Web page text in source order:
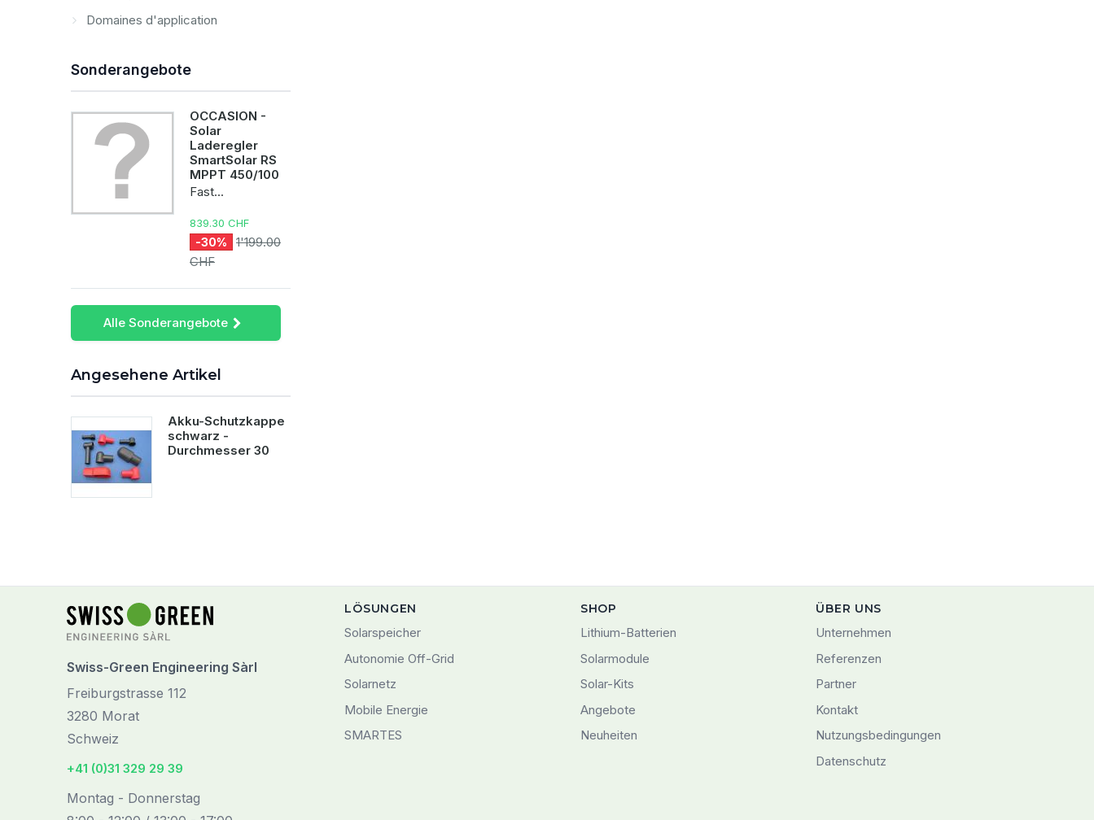
Domaines d'application
Sonderangebote
OCCASION -
Solar
Laderegler
SmartSolar RS
MPPT 450/100
Fast...
839.30 CHF
-30%
1'199.00
CHF
Alle Sonderangebote
Angesehene Artikel
Akku-Schutzkappe
schwarz -
Durchmesser 30
Swiss-Green Engineering Sàrl
Freiburgstrasse 112
3280 Morat
Schweiz
+41 (0)31 329 29 39
Montag - Donnerstag
LÖSUNGEN
Solarspeicher
Autonomie Off-Grid
Solarnetz
Mobile Energie
SMARTES
SHOP
Lithium-Batterien
Solarmodule
Solar-Kits
Angebote
Neuheiten
ÜBER UNS
Unternehmen
Referenzen
Partner
Kontakt
Nutzungsbedingungen
Datenschutz